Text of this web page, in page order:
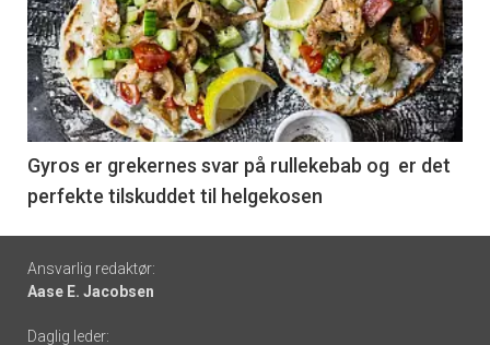
akkurat
nå
-
6
Gyros er grekernes svar på rullekebab og er det
perfekte tilskuddet til helgekosen
Footer
-
Ansvarlig redaktør:
Aase E. Jacobsen
Daglig leder: